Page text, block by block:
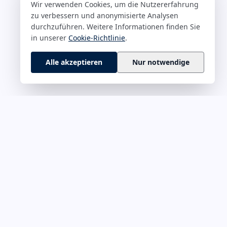
Wir verwenden Cookies, um die Nutzererfahrung
zu verbessern und anonymisierte Analysen
durchzuführen. Weitere Informationen finden Sie
in unserer Cookie-Richtlinie.
Alle akzeptieren Nur notwendige